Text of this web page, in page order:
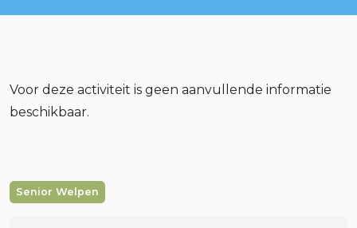
Voor deze activiteit is geen aanvullende informatie
beschikbaar.
Senior Welpen